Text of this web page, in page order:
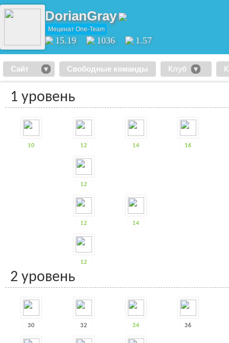
DorianGray
Меценат One-Team
15.19 1036 1.57
Сайт Свободные команды Клуб
1 уровень
10 12 14 16
12
12 14
12
2 уровень
30 32 34 36